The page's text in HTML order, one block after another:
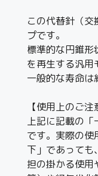
この代替針（交
プです。
標準的な円錐形
を再生する汎用
一般的な寿命は
【使用上のご注
上記に記載の「
です。実際の使
下」であっても
担の掛かる使用